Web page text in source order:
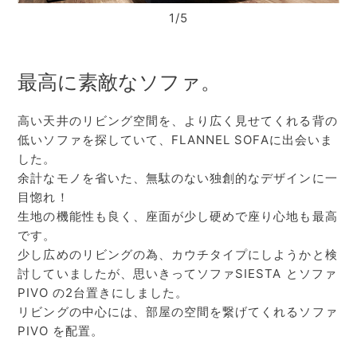
1/5
最高に素敵なソファ。
高い天井のリビング空間を、より広く見せてくれる背の
低いソファを探していて、FLANNEL SOFAに出会いま
した。
余計なモノを省いた、無駄のない独創的なデザインに一
目惚れ！
生地の機能性も良く、座面が少し硬めで座り心地も最高
です。
少し広めのリビングの為、カウチタイプにしようかと検
討していましたが、思いきってソファSIESTA とソファ
PIVO の2台置きにしました。
リビングの中心には、部屋の空間を繋げてくれるソファ
PIVO を配置。